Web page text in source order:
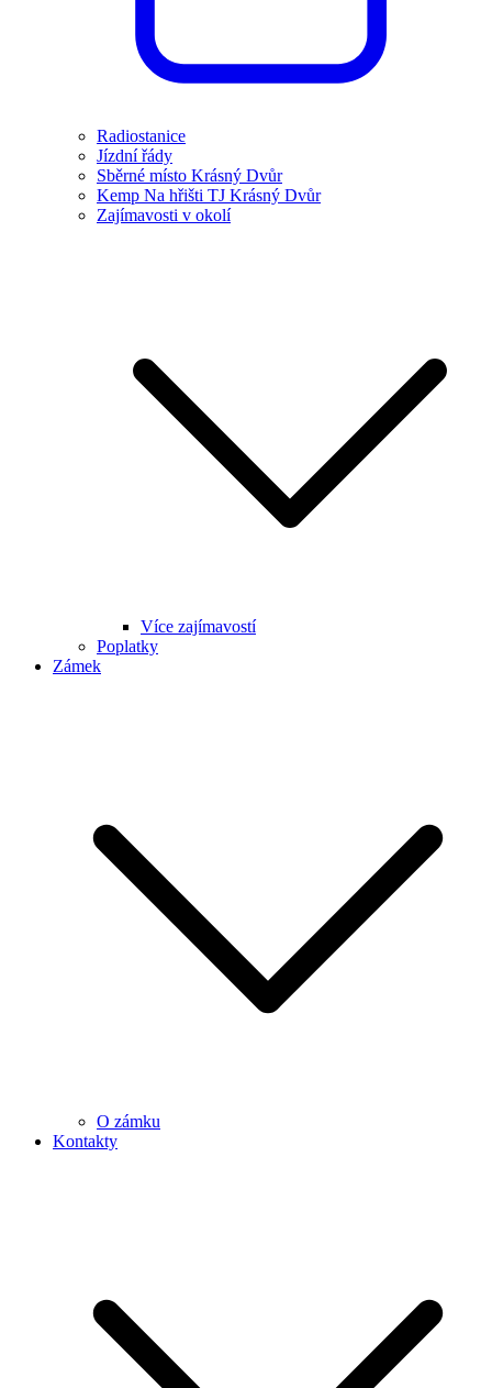
Radiostanice
Jízdní řády
Sběrné místo Krásný Dvůr
Kemp Na hřišti TJ Krásný Dvůr
Zajímavosti v okolí
Více zajímavostí
Poplatky
Zámek
O zámku
Kontakty